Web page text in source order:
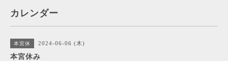
カレンダー
本宮休 2024-06-06 (木)
本宮休み